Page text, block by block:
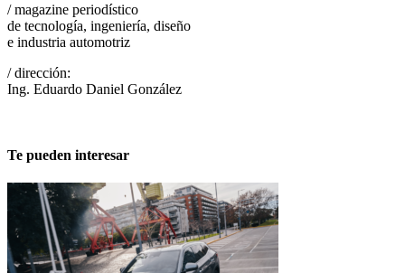
/ magazine periodístico
de tecnología, ingeniería, diseño
e industria automotriz
/ dirección:
Ing. Eduardo Daniel González
Te pueden interesar